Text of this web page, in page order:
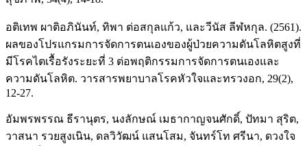
อติเทพ ผาติอภินันท์, ทิพา ต่อสกุลแก้ว, และวีนัส ลีฬหกุล. (2561).
ผลของโปรแกรมการจัดการตนเองของผู้ป่วยความดันโลหิตสูงที่
มีโรคไตเรื้อรังระยะที่ 3 ต่อพฤติกรรมการจัดการตนเองและ
ความดันโลหิต. วารสารพยาบาลโรคหัวใจและทรวงอก, 29(2),
12-27.
อัมพรพรรณ ธีรานุตร, นงลักษณ์ เมธากาญจนศักดิ์, ปัทมา สุริต,
วาสนา รวยสูงเนิน, ดลวิวัฒน์ แสนโสม, จันทร์โท ศรีนา, ดวงใจ